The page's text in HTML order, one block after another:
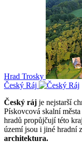
Hrad Trosky
Český Ráj
Český ráj je nejstarší
Pískovcová skalní
hradů propůjčují této
území jsou i jiné hradní
architektura.